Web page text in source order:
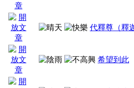
代釋尊（釋
希望到此